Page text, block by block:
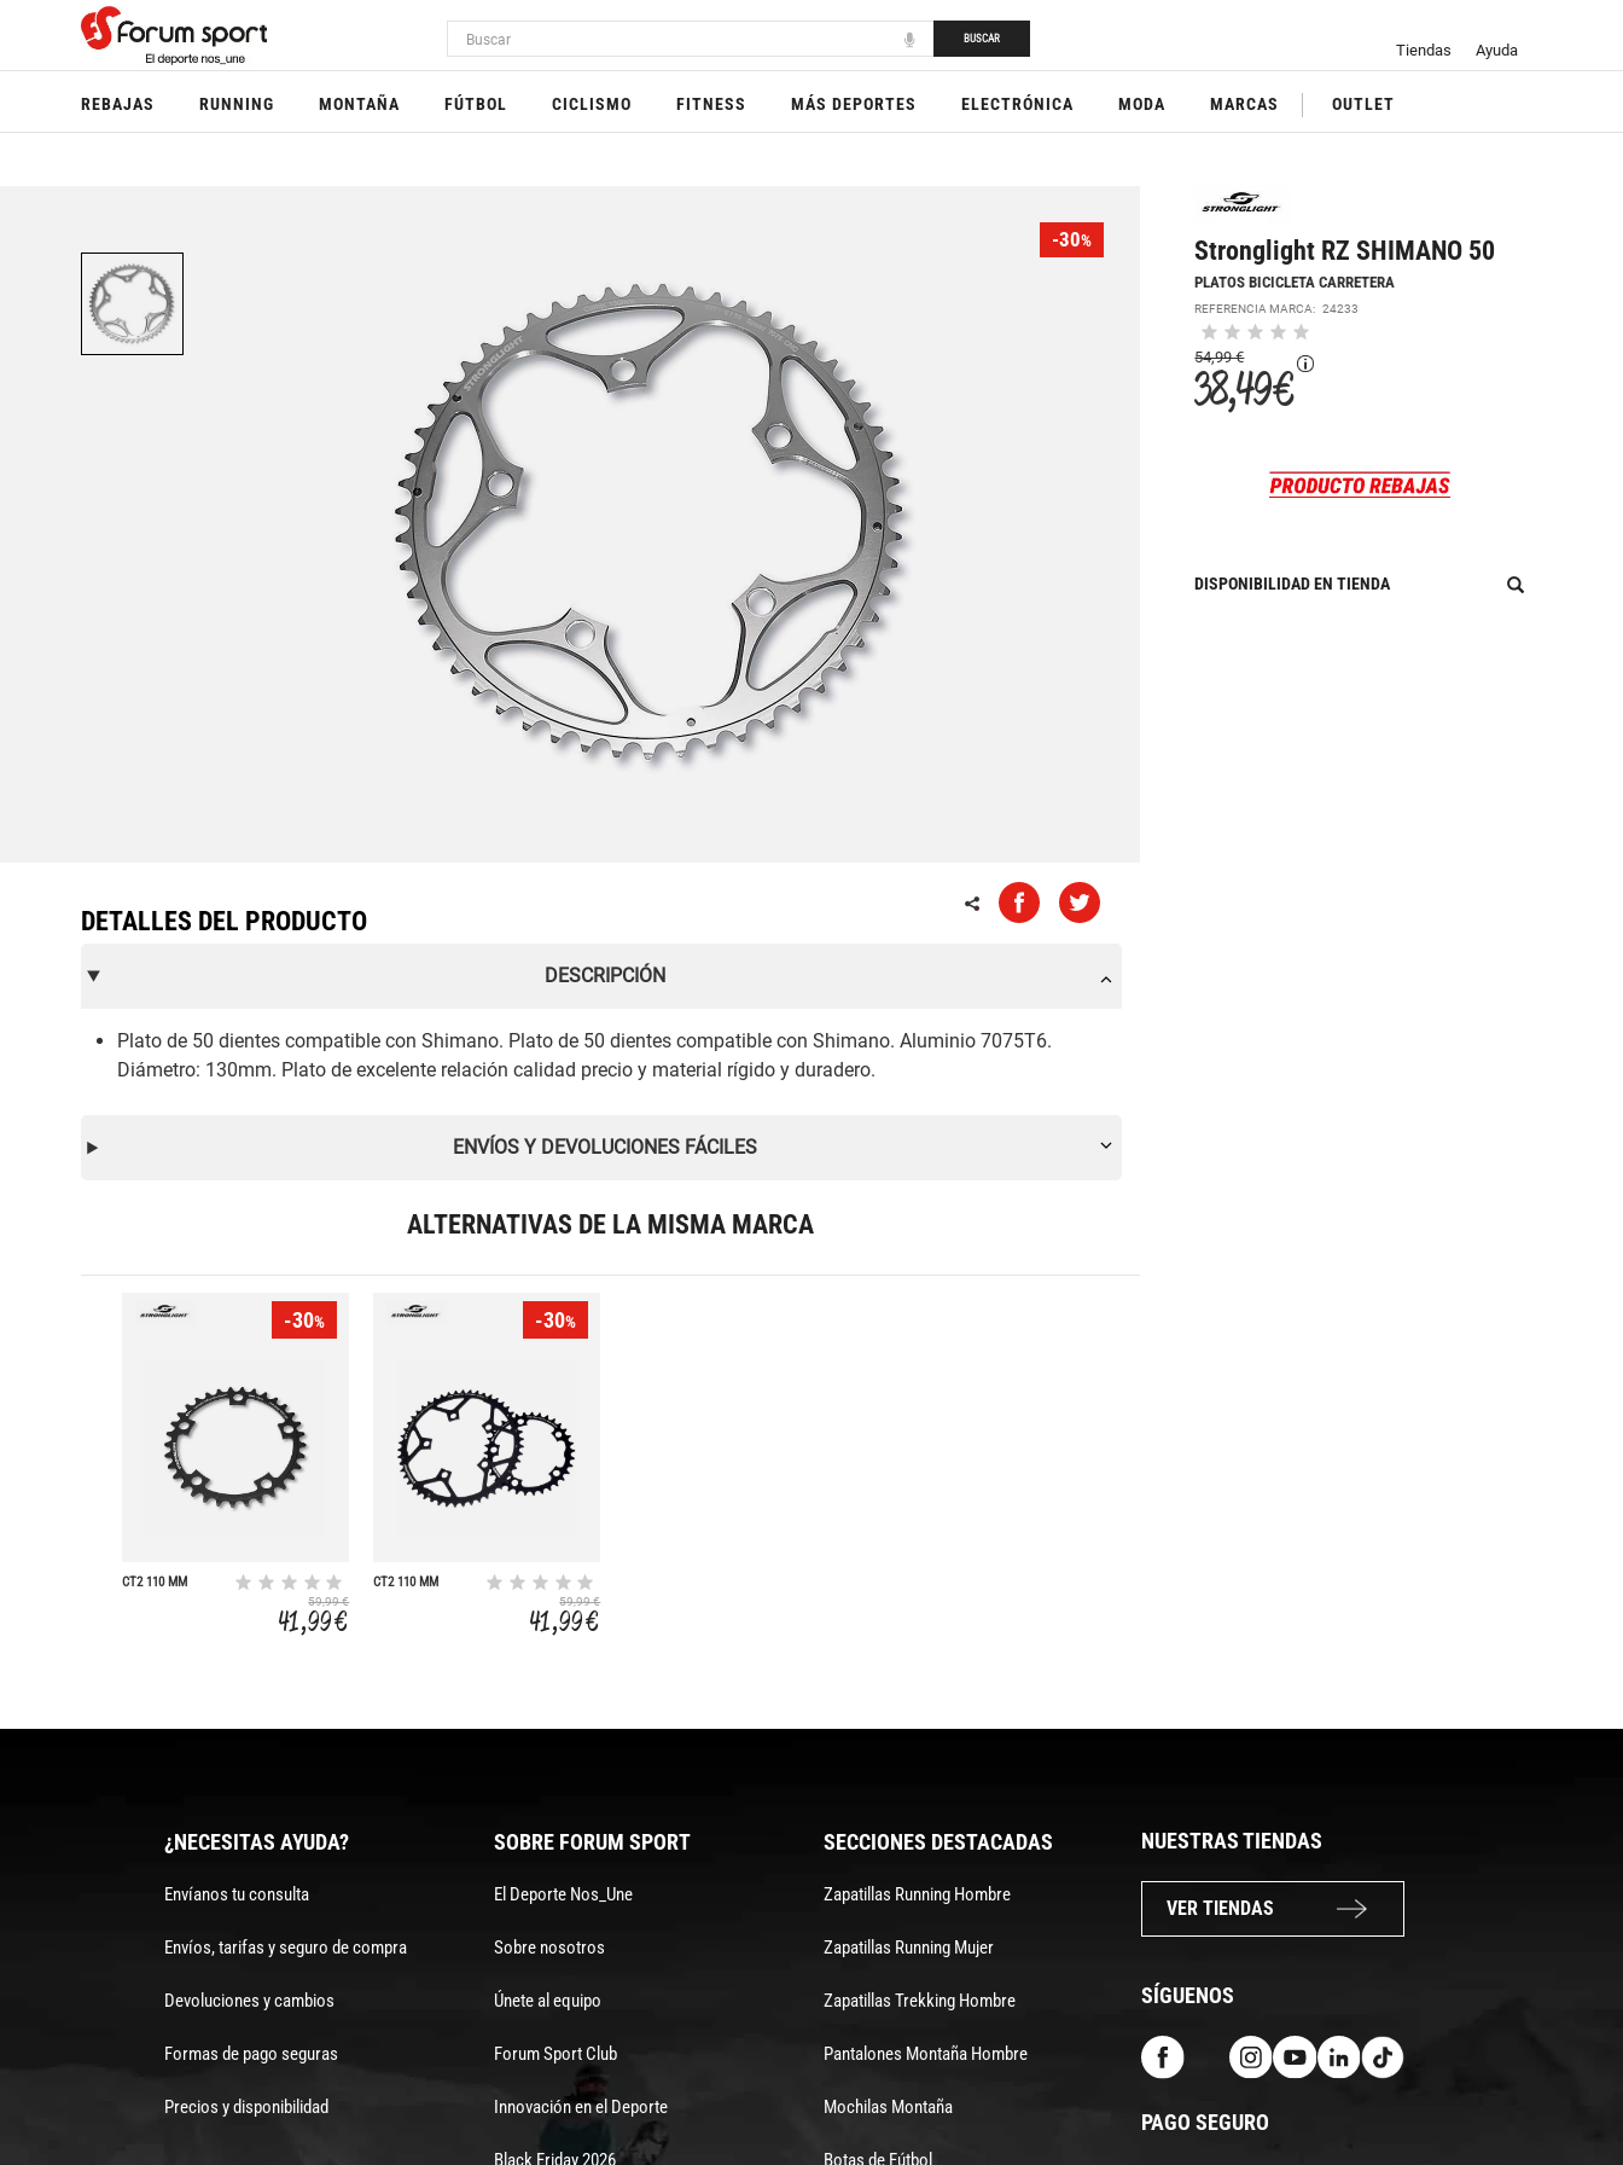
BUSCAR
Tiendas Ayuda
REBAJAS RUNNING MONTAÑA FÚTBOL CICLISMO FITNESS MÁS DEPORTES ELECTRÓNICA MODA MARCAS OUTLET
Stronglight RZ SHIMANO 50
PLATOS BICICLETA CARRETERA
REFERENCIA MARCA:24233
54,99 €
38,49 €
DISPONIBILIDAD EN TIENDA
-30%
DETALLES DEL PRODUCTO
DESCRIPCIÓN
Plato de 50 dientes compatible con Shimano. Plato de 50 dientes compatible con Shimano. Aluminio 7075T6.
Diámetro: 130mm. Plato de excelente relación calidad precio y material rígido y duradero.
ENVÍOS Y DEVOLUCIONES FÁCILES
ALTERNATIVAS DE LA MISMA MARCA
-30%
CT2 110 MM
59,99 €
41,99 €
-30%
CT2 110 MM
59,99 €
41,99 €
¿NECESITAS AYUDA?
Envíanos tu consulta
Envíos, tarifas y seguro de compra
Devoluciones y cambios
Formas de pago seguras
Precios y disponibilidad
SOBRE FORUM SPORT
El Deporte Nos_Une
Sobre nosotros
Únete al equipo
Forum Sport Club
Innovación en el Deporte
Black Friday 2026
SECCIONES DESTACADAS
Zapatillas Running Hombre
Zapatillas Running Mujer
Zapatillas Trekking Hombre
Pantalones Montaña Hombre
Mochilas Montaña
Botas de Fútbol
NUESTRAS TIENDAS
VER TIENDAS
SÍGUENOS
PAGO SEGURO